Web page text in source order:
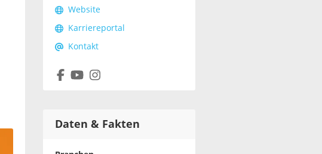
Website
Karriereportal
Kontakt
Daten & Fakten